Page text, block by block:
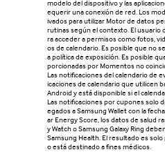
modelo del dispositivo y las
equerir una conexión de red. Los
ivados para utilizar Motor de datos
rutinas según el contexto. El
ra acceder a permisos como fotos,
os de calendario. Es posible que no
a política de exposición. Es posible
porcionadas por Momentos no
Las notificaciones del calendario de
icaciones de calendario que utilicen
Android y está disponible si el
Las notificaciones por cupones solo
egados a Samsung Wallet con la
ar Energy Score, los datos de salud
y Watch o Samsung Galaxy Ring
Samsung Health. El resultado es
o está destinado a fines médicos.